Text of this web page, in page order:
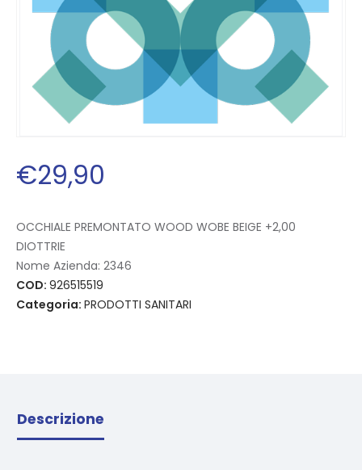
€29,90
OCCHIALE PREMONTATO WOOD WOBE BEIGE +2,00
DIOTTRIE
Nome Azienda: 2346
COD: 926515519
Categoria: PRODOTTI SANITARI
Descrizione